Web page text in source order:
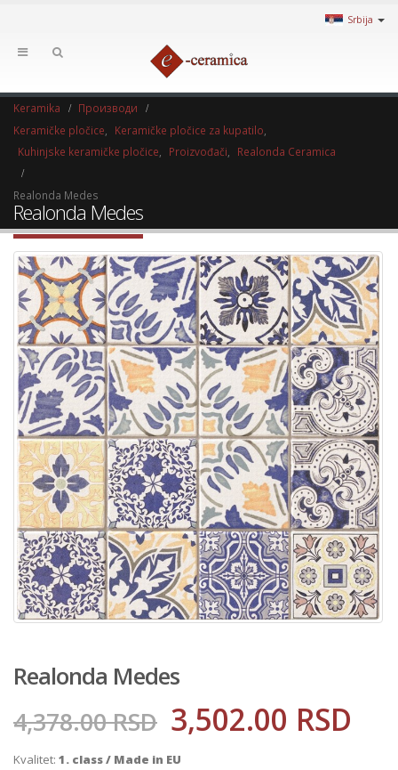
Srbija
Keramika
Производи
Keramičke pločice
Keramičke pločice za kupatilo
Kuhinjske keramičke pločice
Proizvođači Realonda Ceramica
Realonda Medes
Realonda Medes
Realonda Medes
4,378.00RSD 3,502.00 RSD
Kvalitet: 1. class / Made in EU